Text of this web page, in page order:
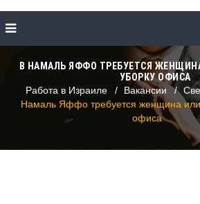
В НАМАЛЬ ЯФФО ТРЕБУЕТСЯ
УБОРКУ ОФИСА
Работа в Израиле
Вакансии
Намаль Яффо требуется женщина
офиса